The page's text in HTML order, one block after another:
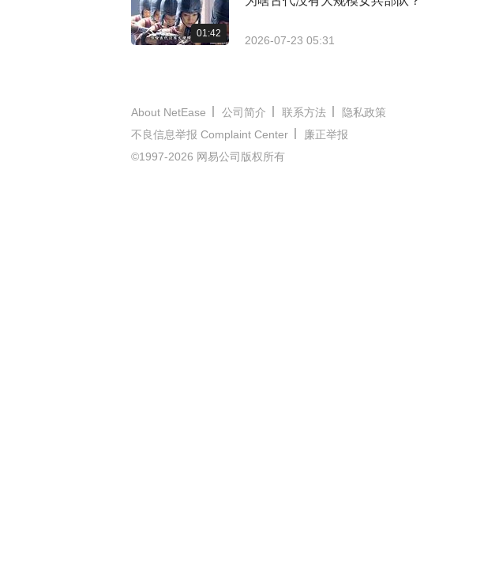
01:42
2026-07-23 05:31
About NetEase 公司简介 联系方法
隐私政策
不良信息举报 Complaint Center
廉正举报
©1997-2026 网易公司版权所有